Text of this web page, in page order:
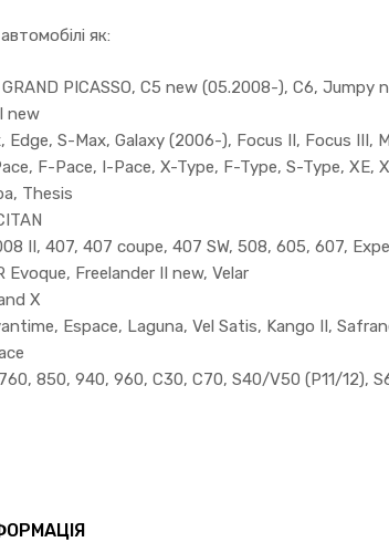
як:
GRAND PICASSO, C5 new (05.2008-), C6, Jumpy
new
Edge, S-Max, Galaxy (2006-), Focus II, Focus III,
F-Pace, I-Pace, X-Type, F-Type, S-Type, XE,
Thesis
II, 407, 407 coupe, 407 SW, 508, 605, 607,
Evoque, Freelander II new, Velar
X
Espace, Laguna, Vel Satis, Kango II,
850, 940, 960, C30, C70, S40/V50 (P11/12),